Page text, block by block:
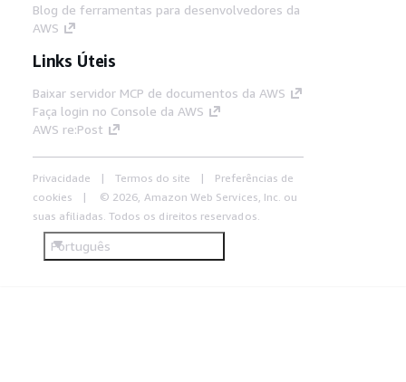
Blog de ferramentas para desenvolvedores da
AWS
Links Úteis
Baixar servidor MCP de documentos da AWS
Faça login no Console da AWS
AWS re:Post
Privacidade Termos do site
Preferências de
cookies
© 2026, Amazon Web Services, Inc. ou
suas afiliadas. Todos os direitos reservados.
Português